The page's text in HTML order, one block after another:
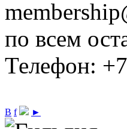
по всем
Телефон:
В f ►